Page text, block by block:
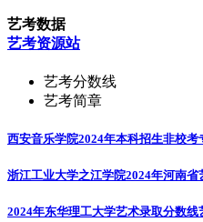
艺考数据
艺考资源站
艺考分数线
艺考简章
西安音乐学院2024年本科招生非校
浙江工业大学之江学院2024年河南省
2024年东华理工大学艺术录取分数线